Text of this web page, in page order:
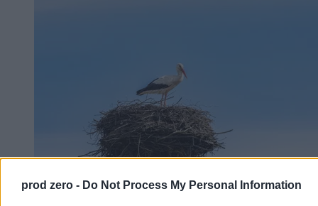
prod zero - Do Not Process My Personal Information